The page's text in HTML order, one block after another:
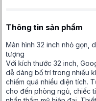
Thông tin sản phẩm
Màn hình 32 inch nhỏ gọn,
tượng
Với kích thước 32 inch,
dễ dàng bố trí trong nhiều
chiếm quá nhiều diện tích.
cho đến phòng ngủ, chiếc